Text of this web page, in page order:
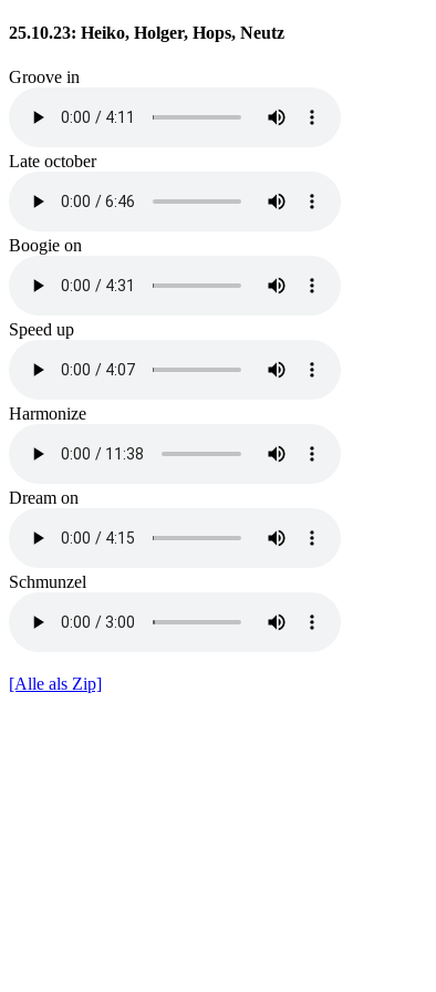
25.10.23: Heiko, Holger, Hops, Neutz
Groove in
Late october
Boogie on
Speed up
Harmonize
Dream on
Schmunzel
[Alle als Zip]